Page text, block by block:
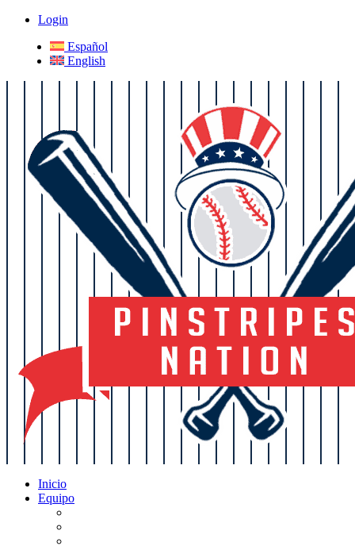
Login
Español
English
Inicio
Equipo